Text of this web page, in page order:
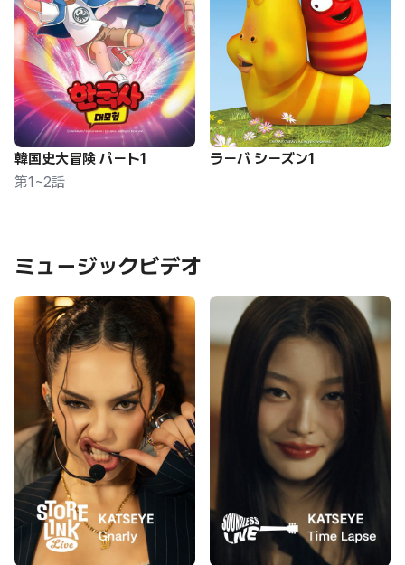
韓国史大冒険 パート1
第1~2話
ラーバ シーズン1
ミュージックビデオ